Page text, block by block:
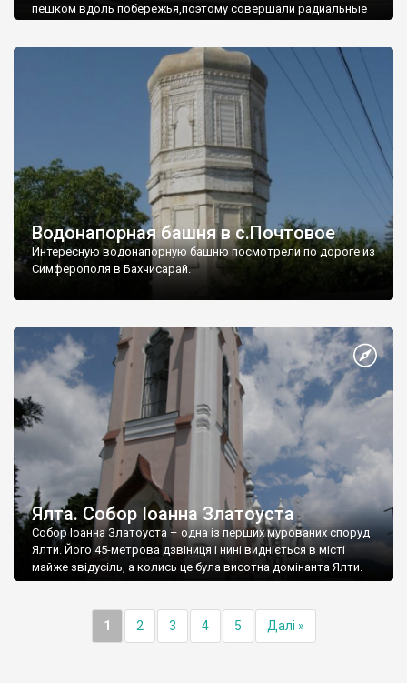
пешком вдоль побережья,поэтому совершали радиальные
Водонапорная башня в с.Почтовое
Интересную водонапорную башню посмотрели по дороге из
Симферополя в Бахчисарай.
Ялта. Собор Іоанна Златоуста
Собор Іоанна Златоуста – одна із перших мурованих споруд
Ялти. Його 45-метрова дзвіниця і нині видніється в місті
майже звідусіль, а колись це була висотна домінанта Ялти.
1 2 3 4 5 Далі »